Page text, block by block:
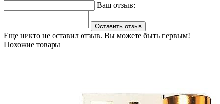
Ваш отзыв:
Оставить отзыв
Еще никто не оставил отзыв. Вы можете быть первым!
Похожие товары